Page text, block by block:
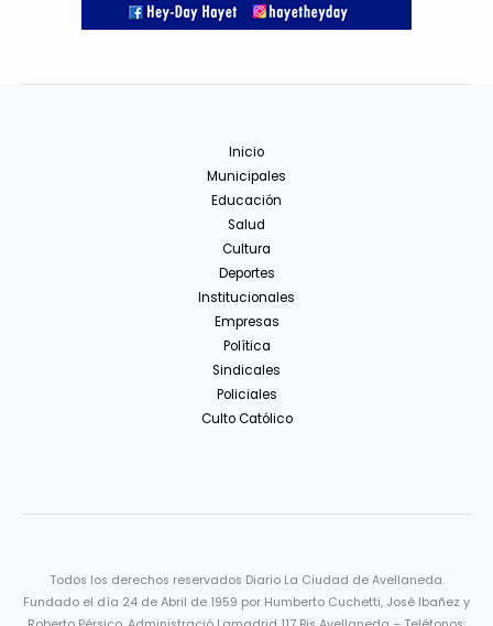
Inicio
Municipales
Educación
Salud
Cultura
Deportes
Institucionales
Empresas
Política
Sindicales
Policiales
Culto Católico
Todos los derechos reservados Diario La Ciudad de Avellaneda.
Fundado el día 24 de Abril de 1959 por Humberto Cuchetti, José Ibañez y